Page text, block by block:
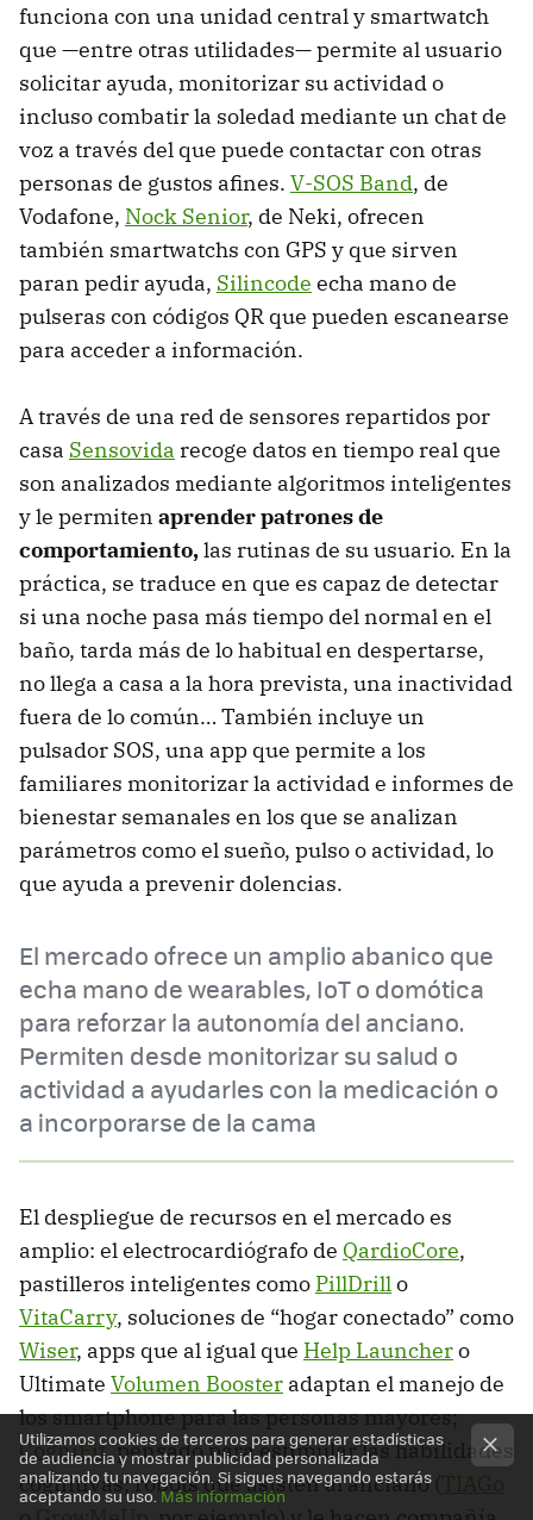
funciona con una unidad central y smartwatch
que —entre otras utilidades— permite al usuario
solicitar ayuda, monitorizar su actividad o
incluso combatir la soledad mediante un chat de
voz a través del que puede contactar con otras
personas de gustos afines. V-SOS Band, de
Vodafone, Nock Senior, de Neki, ofrecen
también smartwatchs con GPS y que sirven
paran pedir ayuda, Silincode echa mano de
pulseras con códigos QR que pueden escanearse
para acceder a información.
A través de una red de sensores repartidos por
casa Sensovida recoge datos en tiempo real que
son analizados mediante algoritmos inteligentes
y le permiten aprender patrones de
comportamiento,las rutinas de su usuario. En la
práctica, se traduce en que es capaz de detectar
si una noche pasa más tiempo del normal en el
baño, tarda más de lo habitual en despertarse,
no llega a casa a la hora prevista, una inactividad
fuera de lo común… También incluye un
pulsador SOS, una app que permite a los
familiares monitorizar la actividad e informes de
bienestar semanales en los que se analizan
parámetros como el sueño, pulso o actividad, lo
que ayuda a prevenir dolencias.
El mercado ofrece un amplio abanico que
echa mano de wearables, IoT o domótica
para reforzar la autonomía del anciano.
Permiten desde monitorizar su salud o
actividad a ayudarles con la medicación o
a incorporarse de la cama
El despliegue de recursos en el mercado es
amplio: el electrocardiógrafo de QardioCore,
pastilleros inteligentes como PillDrillo
VitaCarry, soluciones de “hogar conectado” como
Wiser, apps que al igual que Help Launchero
Ultimate Volumen Booster adaptan el manejo de
los smartphone para las personas mayores;
CogniFit, pensado para estimular las habilidades
cognitivas; robots que asisten al anciano (TIAGo
Utilizamos cookies de terceros para generar estadísticas
de audiencia y mostrar publicidad personalizada
analizando tu navegación. Si sigues navegando estarás
aceptando su uso.Más información